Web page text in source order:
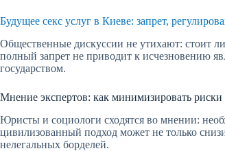
Будущее секс услуг в Киеве: запрет,
Общественные дискуссии не утихают: стоит ли
полный запрет не приводит к исчезновению
государством.
Мнение экспертов: как минимизировать риски
Юристы и социологи сходятся во мнении:
цивилизованный подход может не только
нелегальных борделей.